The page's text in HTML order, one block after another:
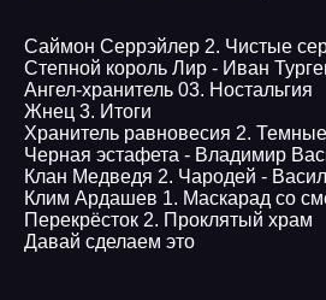
Саймон Серрэйлер 2. Чистые
Степной король Лир - Иван
Ангел-хранитель 03. Ностальгия
Жнец 3. Итоги
Хранитель равновесия 2.
Черная эстафета - Владимир
Клан Медведя 2. Чародей -
Клим Ардашев 1. Маскарад со
Перекрёсток 2. Проклятый храм
Давай сделаем это